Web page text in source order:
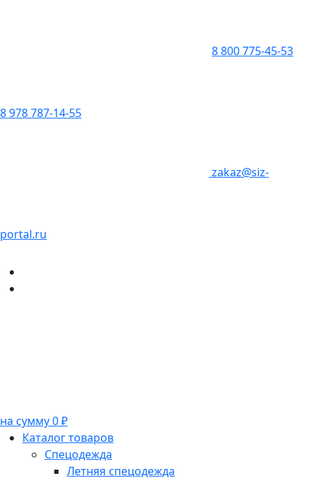
8 800 775-45-53
8 978 787-14-55
zakaz@siz-
portal.ru
на сумму 0 ₽
Каталог товаров
Спецодежда
Летняя спецодежда